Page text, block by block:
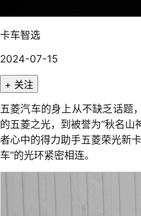
卡车智选
2024-07-15
+ 关注
五菱汽车的身上从不缺乏话题
的五菱之光，到被誉为“秋名山
者心中的得力助手五菱荣光新
车”的光环紧密相连。